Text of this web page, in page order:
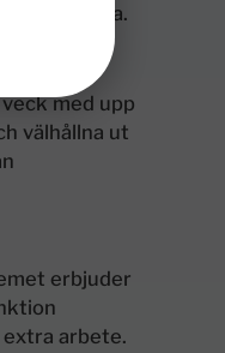
att använda.
med upp
välhållna ut
erbjuder
arbete.